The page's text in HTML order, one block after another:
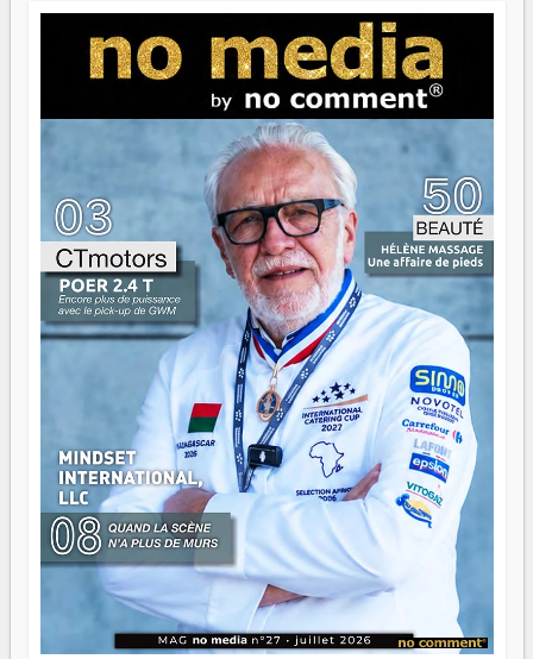
jeunes qui tiennent la torche. Alors oui, on pourrait
s'arrêter là, applaudir et rentrer chez soi satisfait. Mais ce
serait passer à côté d'une chose essentielle. La fougue, ça
brûle fort — et parfois, ça brûle vite. Une flamme sans
direction peut éclairer autant qu'elle peut consumer. C'est
là que les aînés entrent en scène — pas pour reprendre le
gouvernail, mais pour montrer où sont les récifs. Les jeunes
ont la force, les vieux ont l'expérience, comme on dit. Ce
n'est pas un combat de générations — c'est une question
d'équipage. Partagez vos réussites, mais aussi vos échecs.
Surtout vos échecs, d'ailleurs — ils enseignent mieux que
n'importe quel manuel. À Madagascar, la barque avance.
Il faut juste s'assurer que tout le monde rame dans le
même sens.